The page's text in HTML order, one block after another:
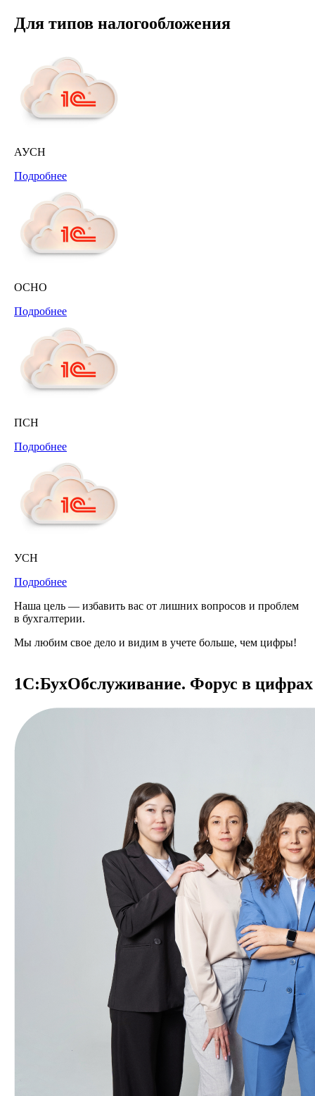
Для типов налогообложения
АУСН
Подробнее
ОСНО
Подробнее
ПСН
Подробнее
УСН
Подробнее
Наша цель — избавить вас от лишних вопросов и проблем
в бухгалтерии.
Мы любим свое дело и видим в учете больше, чем цифры!
1С:БухОбслуживание. Форус в цифрах